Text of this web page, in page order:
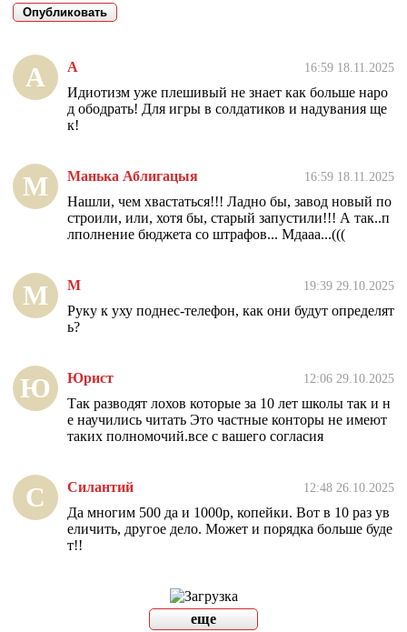
А А 16:59 18.11.2025
Идиотизм уже плешивый не знает как больше наро
д ободрать! Для игры в солдатиков и надувания ще
к!
М Манька Аблигацыя 16:59 18.11.2025
Нашли, чем хвастаться!!! Ладно бы, завод новый по
строили, или, хотя бы, старый запустили!!! А так..п
лполнение бюджета со штрафов... Мдааа...(((
М М 19:39 29.10.2025
Руку к уху поднес-телефон, как они будут определят
ь?
Ю Юрист 12:06 29.10.2025
Так разводят лохов которые за 10 лет школы так и н
е научились читать Это частные конторы не имеют
таких полномочий.все с вашего согласия
С Силантий 12:48 26.10.2025
Да многим 500 да и 1000р, копейки. Вот в 10 раз ув
еличить, другое дело. Может и порядка больше буде
т!!
еще